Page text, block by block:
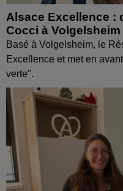
Alsace Excellence :
Cocci à Volgelsheim
Basé à Volgelsheim, le
Excellence et met en
verte".